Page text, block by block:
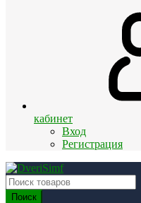
кабинет
Вход
Регистрация
Поиск